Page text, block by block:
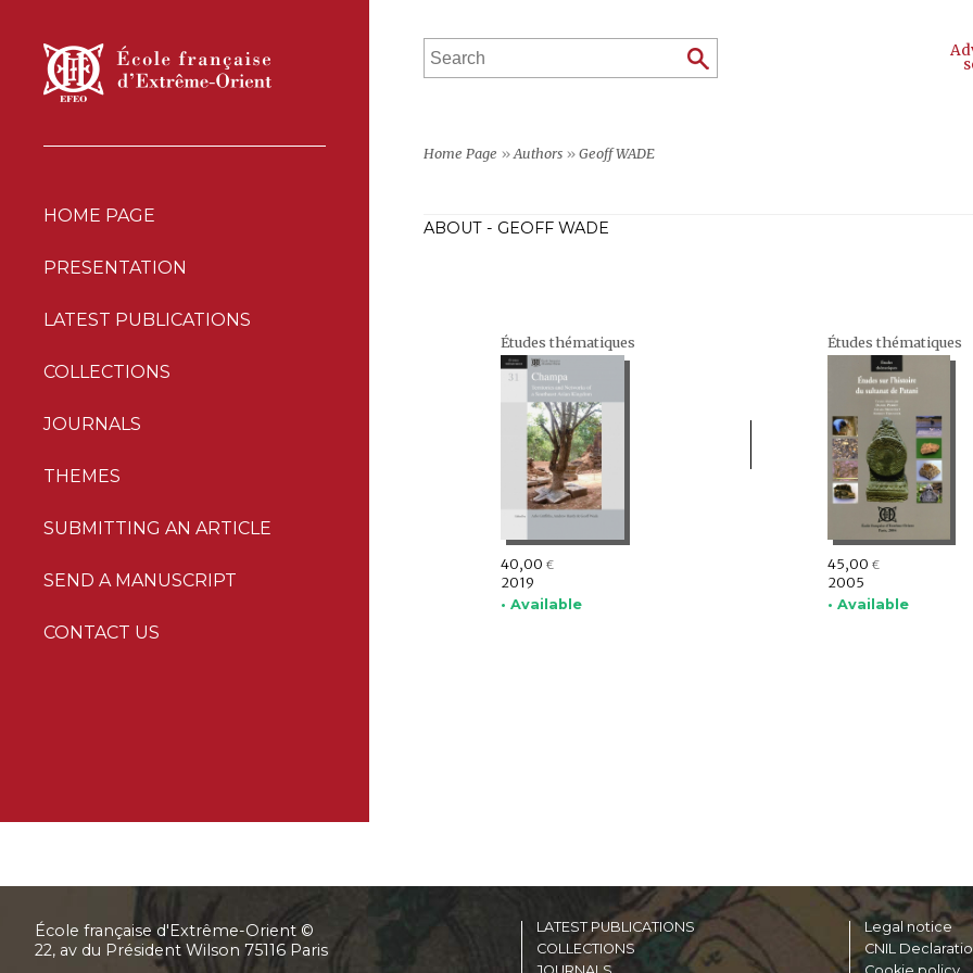
HOME PAGE
PRESENTATION
LATEST PUBLICATIONS
COLLECTIONS
JOURNALS
THEMES
SUBMITTING AN ARTICLE
SEND A MANUSCRIPT
CONTACT US
Home Page »Authors »Geoff WADE
ABOUT - GEOFF WADE
Études thématiques
40,00 €
2019
• Available
Études thématiques
45,00 €
2005
• Available
École française d'Extrême-Orient ©
22, av du Président Wilson 75116 Paris
LATEST PUBLICATIONS
COLLECTIONS
Legal notice
CNIL